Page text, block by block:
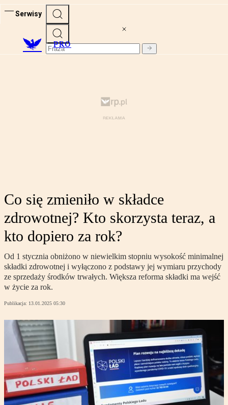
Serwisy
PRO
Co się zmieniło w składce
zdrowotnej? Kto skorzysta teraz, a
kto dopiero za rok?
Od 1 stycznia obniżono w niewielkim stopniu wysokość minimalnej
składki zdrowotnej i wyłączono z podstawy jej wymiaru przychody
ze sprzedaży środków trwałych. Większa reforma składki ma wejść
w życie za rok.
Publikacja: 13.01.2025 05:30